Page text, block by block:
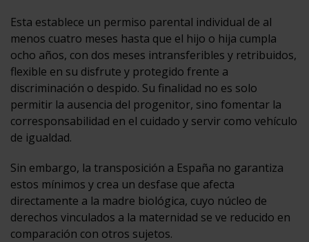
Esta establece un permiso parental individual de al
menos cuatro meses hasta que el hijo o hija cumpla
ocho años, con dos meses intransferibles y retribuidos,
flexible en su disfrute y protegido frente a
discriminación o despido. Su finalidad no es solo
permitir la ausencia del progenitor, sino fomentar la
corresponsabilidad en el cuidado y servir como vehículo
de igualdad.
Sin embargo, la transposición a España no garantiza
estos mínimos y crea un desfase que afecta
directamente a la madre biológica, cuyo núcleo de
derechos vinculados a la maternidad se ve reducido en
comparación con otros sujetos.